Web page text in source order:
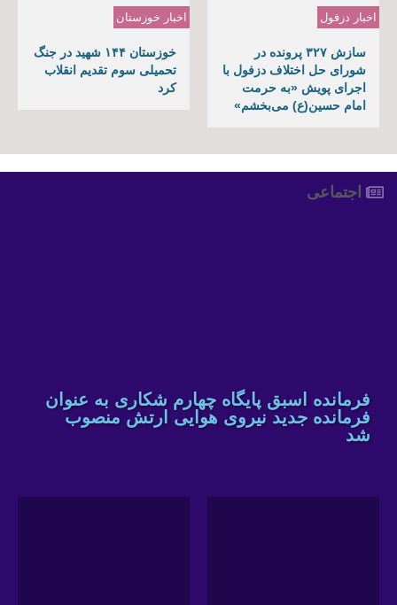
اخبار دزفول
سازش ۳۲۷ پرونده در
شورای حل اختلاف دزفول با
اجرای پویش «به حرمت
امام حسین(ع) می‌بخشم»
اخبار خوزستان
خوزستان ۱۴۴ شهید در جنگ
تحمیلی سوم تقدیم انقلاب
کرد
اجتماعی
فرمانده اسبق پایگاه چهارم شکاری به عنوان
فرمانده جدید نیروی هوایی ارتش منصوب
شد